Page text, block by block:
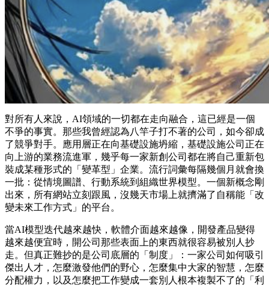
對所有人來說，AI領域的一切都在走向融合，這已經是一個
不爭的事實。那些我曾經認為八竿子打不著的公司，如今卻成
了競爭對手。應用層正在向基礎設施坍縮，基礎設施公司正在
向上游的業務流進軍，幾乎每一家新創公司都在將自己重新包
裝成某種形式的「變革型」企業。流行詞彙每隔幾個月就會換
一批：從情境圖譜、行動系統到組織世界模型。一個新概念剛
出來，所有網站立刻跟風，沒幾天市場上就擠滿了自稱能「改
變未來工作方式」的平台。
當AI模型迭代越來越快，軟體介面越來越像，開發產品變得
越來越便宜時，開公司那些表面上的東西就很容易被別人抄
走。但真正難抄的是公司底層的「制度」：一家公司如何吸引
傑出人才，怎麼激發他們的野心，怎麼集中大家的智慧，怎麼
分配權力，以及怎麼把工作變成一套別人根本複製不了的「利